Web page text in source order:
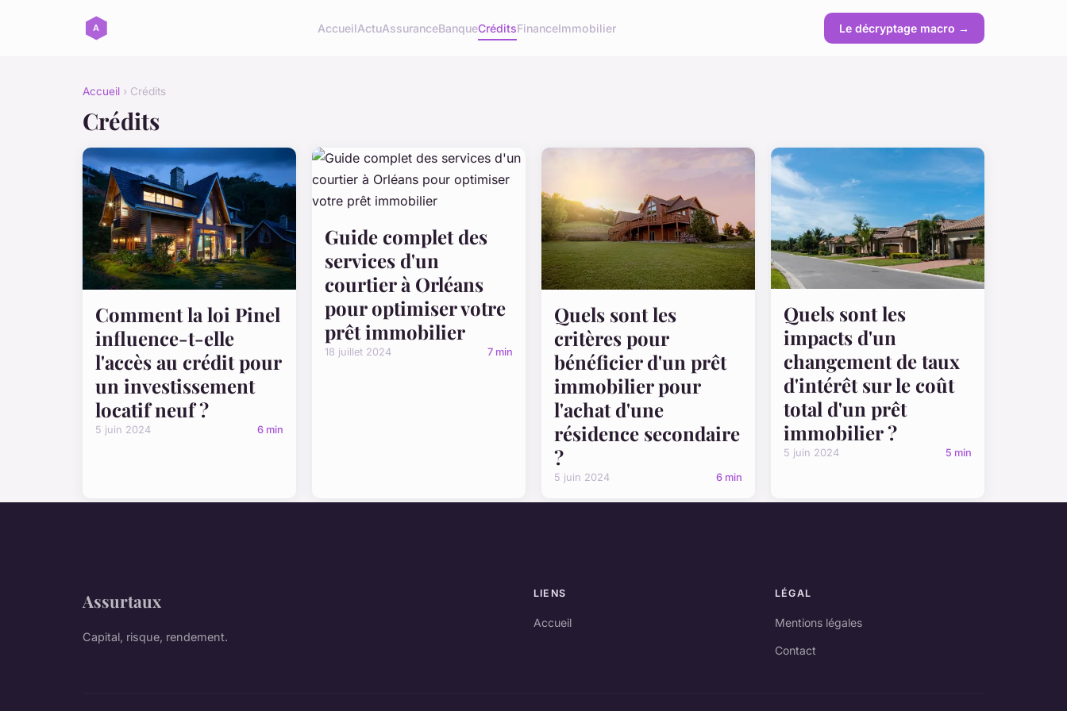
AccueilActuAssuranceBanqueCréditsFinanceImmobilier Le décryptage macro →
Accueil › Crédits
Crédits
Comment la loi Pinel
influence-t-elle
l'accès au crédit pour
un investissement
locatif neuf ?
5 juin 2024 6 min
Guide complet des
services d'un
courtier à Orléans
pour optimiser votre
prêt immobilier
18 juillet 2024 7 min
Quels sont les
critères pour
bénéficier d'un prêt
immobilier pour
l'achat d'une
résidence secondaire
?
5 juin 2024 6 min
Quels sont les
impacts d'un
changement de taux
d'intérêt sur le coût
total d'un prêt
immobilier ?
5 juin 2024 5 min
Assurtaux
Capital, risque, rendement.
LIENS
Accueil
LÉGAL
Mentions légales
Contact